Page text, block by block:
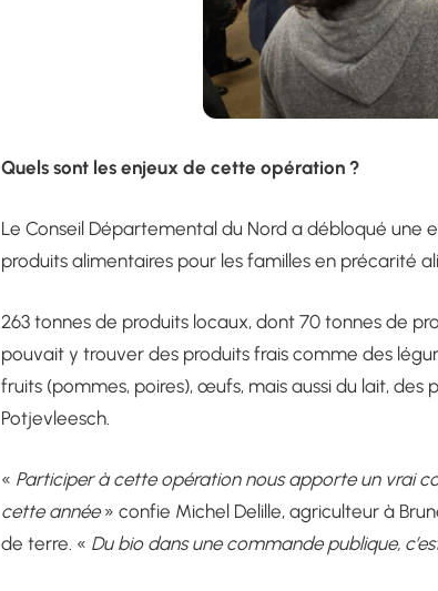
Quels sont les enjeux de cette opération ?
Le Conseil Départemental du Nord a débloqué une
produits alimentaires pour les familles en précarité
263 tonnes de produits locaux, dont 70 tonnes de
pouvait y trouver des produits frais comme des
fruits (pommes, poires), œufs, mais aussi du lait, des
Potjevleesch.
« Participer à cette opération nous apporte un vrai
cette année» confie Michel Delille, agriculteur à
de terre. « Du bio dans une commande publique,